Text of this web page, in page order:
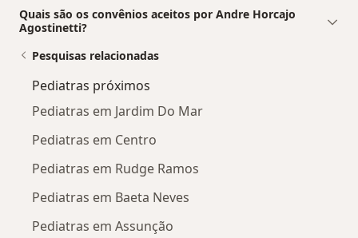
Quais são os convênios aceitos por Andre Horcajo
Agostinetti?
Pesquisas relacionadas
Pediatras próximos
Pediatras em Jardim Do Mar
Pediatras em Centro
Pediatras em Rudge Ramos
Pediatras em Baeta Neves
Pediatras em Assunção